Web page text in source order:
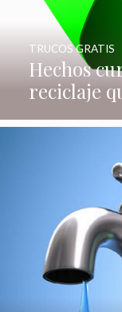
Hechos
reciclaje
TRUCOS GRATIS